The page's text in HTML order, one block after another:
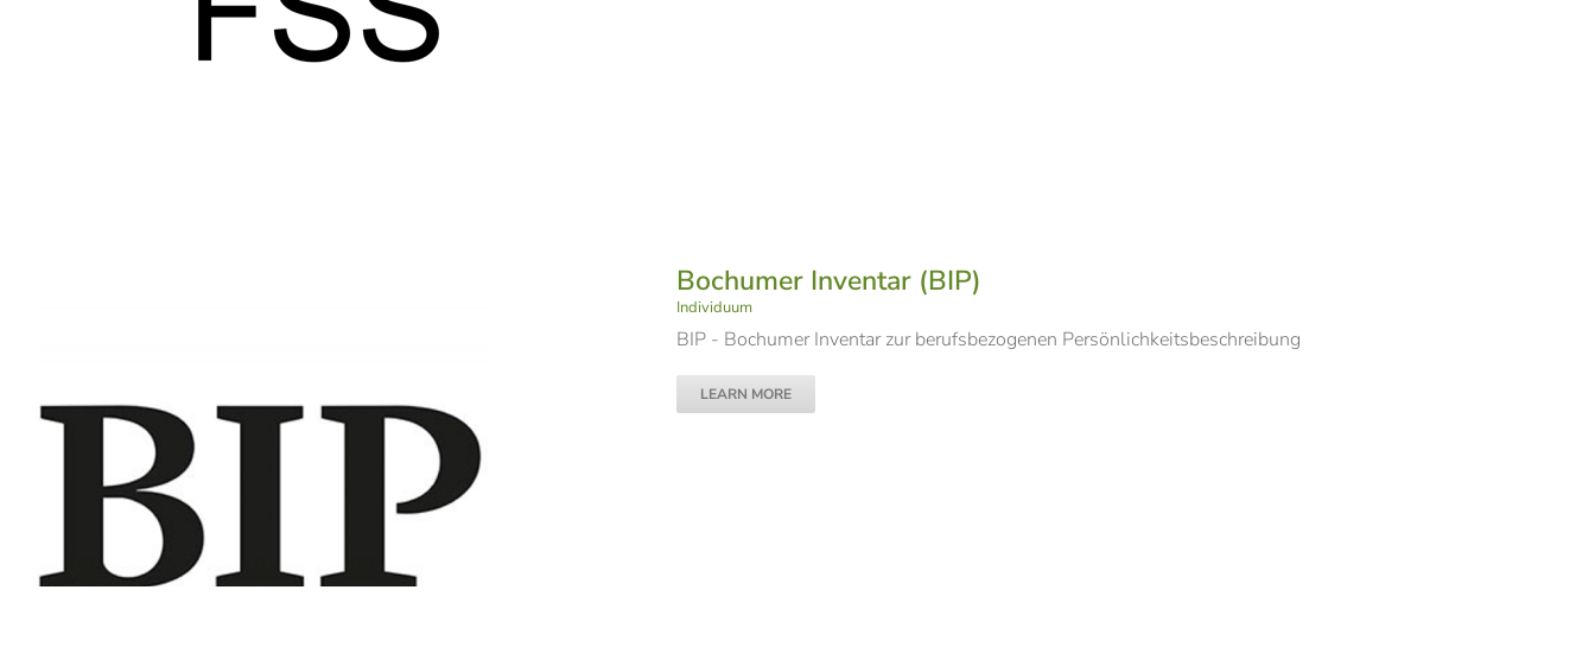
Bochumer Inventar (BIP)
Individuum
BIP - Bochumer Inventar zur berufsbezogenen Persönlichkeitsbeschreibung
LEARN MORE